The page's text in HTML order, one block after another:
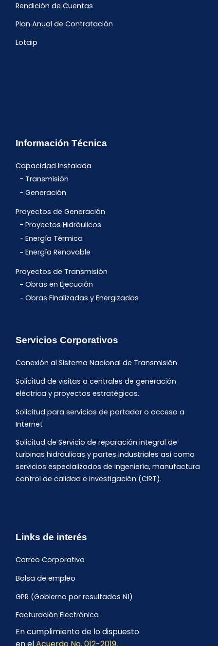
Rendición de Cuentas
Plan Anual de Contratación
Lotaip
Información Técnica
Capacidad Instalada
Transmisión
Generación
Proyectos de Generación
Proyectos Hidráulicos
Energía Térmica
Energía Renovable
Proyectos de Transmisión
Obras en Ejecución
Obras Finalizadas y Energizadas
Servicios Corporativos
Conexión al Sistema Nacional de Transmisión
Solicitud de visitas a centrales de generación
eléctrica y proyectos estratégicos.
Solicitud para servicios de portador o acceso a
Internet
Solicitud de Servicio de reparación integral de
turbinas hidráulicas y partes industriales así como
servicios especializados de ingeniería, manufactura
control de calidad e investigación (CIRT).
Links de interés
Correo Corporativo
Bolsa de empleo
GPR (Gobierno por resultados N1)
Facturación Electrónica
Archivo Histórico de Facturación
En cumplimiento de lo dispuesto